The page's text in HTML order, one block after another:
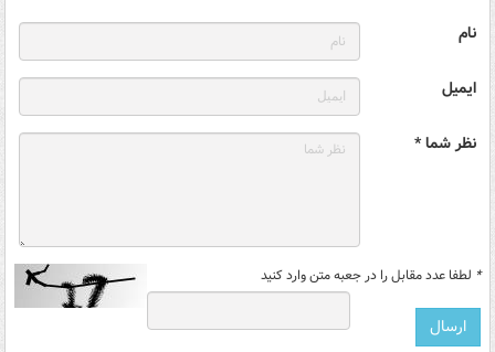
نام
ایمیل
نظر شما *
* لطفا عدد مقابل را در جعبه متن وارد کنید